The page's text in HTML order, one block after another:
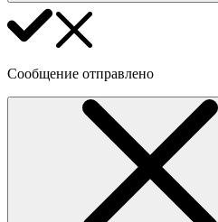
Сообщение отправлено